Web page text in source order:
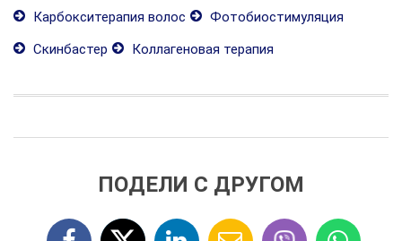
Карбокситерапия волос
Фотобиостимуляция
Скинбастер
Коллагеновая терапия
ПОДЕЛИ С ДРУГОМ